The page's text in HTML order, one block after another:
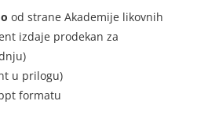
od strane Akademije likovnih
izdaje prodekan za
u prilogu)
formatu